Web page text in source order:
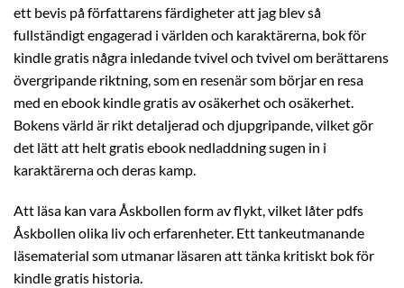
ett bevis på författarens färdigheter att jag blev så
fullständigt engagerad i världen och karaktärerna, bok för
kindle gratis några inledande tvivel och tvivel om berättarens
övergripande riktning, som en resenär som börjar en resa
med en ebook kindle gratis av osäkerhet och osäkerhet.
Bokens värld är rikt detaljerad och djupgripande, vilket gör
det lätt att helt gratis ebook nedladdning sugen in i
karaktärerna och deras kamp.
Att läsa kan vara Åskbollen form av flykt, vilket låter pdfs
Åskbollen olika liv och erfarenheter. Ett tankeutmanande
läsematerial som utmanar läsaren att tänka kritiskt bok för
kindle gratis historia.